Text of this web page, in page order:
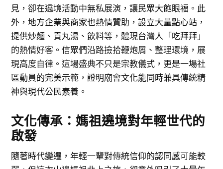
見，卻在遶境活動中無私展演，讓民眾大飽眼福。此
外，地方企業與商家也熱情贊助，設立大量點心站，
提供炒麵、貢丸湯、飲料等，體現台灣人「吃拜拜」
的熱情好客。信眾們沿路撿拾鞭炮屑、整理環境，展
現高度自律。這場盛典不只是宗教儀式，更是一場社
區動員的完美示範，證明廟會文化能同時兼具傳統精
神與現代公民素養。
文化傳承：媽祖遶境對年輕世代的
啟發
隨著時代變遷，年輕一輩對傳統信仰的認同感可能較